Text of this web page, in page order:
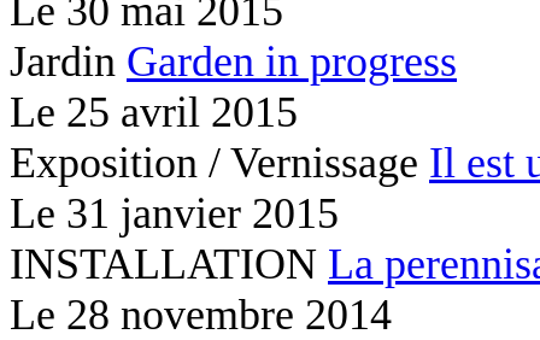
Le 30 mai 2015
Jardin Garden in progress
Le 25 avril 2015
Exposition / Vernissage Il est
Le 31 janvier 2015
INSTALLATION La
Le 28 novembre 2014